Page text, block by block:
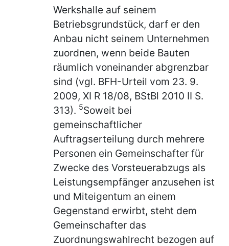
Werkshalle auf seinem
Betriebsgrundstück, darf er den
Anbau nicht seinem Unternehmen
zuordnen, wenn beide Bauten
räumlich voneinander abgrenzbar
sind (vgl. BFH-Urteil vom 23. 9.
2009, XI R 18/08, BStBl 2010 II S.
313). 5Soweit bei
gemeinschaftlicher
Auftragserteilung durch mehrere
Personen ein Gemeinschafter für
Zwecke des Vorsteuerabzugs als
Leistungsempfänger anzusehen ist
und Miteigentum an einem
Gegenstand erwirbt, steht dem
Gemeinschafter das
Zuordnungswahlrecht bezogen auf